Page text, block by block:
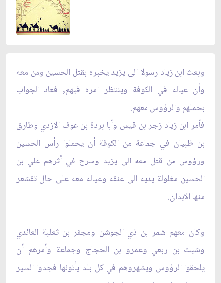
وبعث ابن زياد رسولا الى يزيد يخبره بقتل الحسين ومن معه
وأن عياله في الكوفة وينتظر امره فيهم, فعاد الجواب
بحملهم والرؤوس معهم.
فأمر ابن زياد زجر بن قيس وأبا بردة بن عوف الازدي وطارق
بن ظبيان في جماعة من الكوفة أن يحملوا رأس الحسين
ورؤوس من قتل معه الى يزيد وسرح في أثرهم علي بن
الحسين مغلولة يديه الى عنقه وعياله معه على حال تقشعر
منها الابدان.
وكان معهم شمر بن ذي الجوشن ومجفر بن ثعلبة العائدي
وشبث بن ربعي وعمرو بن الحجاج وجماعة وأمرهم أن
يلحقوا الرؤوس ويشهروهم في كل بلد يأتونها فجدوا السير